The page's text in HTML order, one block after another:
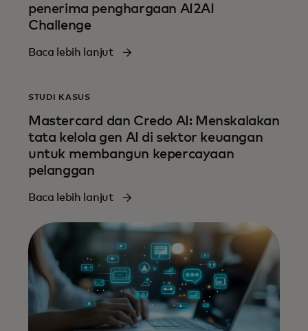
penerima penghargaan AI2AI
Challenge
Baca lebih lanjut
STUDI KASUS
Mastercard dan Credo AI: Menskalakan
tata kelola gen AI di sektor keuangan
untuk membangun kepercayaan
pelanggan
Baca lebih lanjut